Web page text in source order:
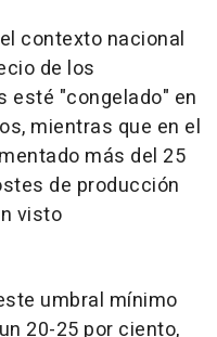
contexto nacional
de los
"congelado" en
mientras que en el
más del 25
de producción
visto
umbral mínimo
20-25 por ciento,